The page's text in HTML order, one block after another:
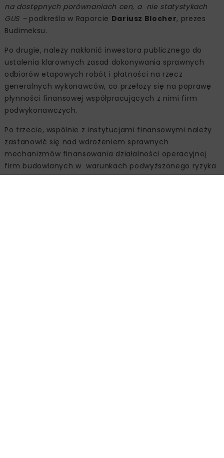
na dostępnych porównaniach cen, a nie statystykach
GUS –podkreśla w Raporcie Dariusz Blocher, prezes
Budimeksu.
Po drugie, należy nakłonić inwestora publicznego do
ustalenia klarownych zasad dokonywania sprawnych
odbiorów etapowych robót i płatności na rzecz
generalnych wykonawców, co przełoży się na poprawę
płynności finansowej współpracujących z nimi firm
podwykonawczych.
Po trzecie, wspólnie z instytucjami finansowymi należy
zastanowić się nad wdrożeniem sprawnych
mechanizmów finansowania działalności operacyjnej
firm budowlanych w warunkach podwyższonego ryzyka
i problemów z płynnością.